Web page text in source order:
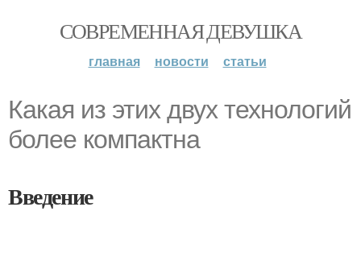
СОВРЕМЕННАЯ ДЕВУШКА
главная новости статьи
Какая из этих двух технологий
более компактна
Введение